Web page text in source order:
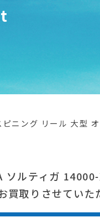
ニング リール 大型
ルティガ
取りさせていた